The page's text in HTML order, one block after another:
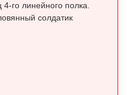
го линейного полка.
солдатик